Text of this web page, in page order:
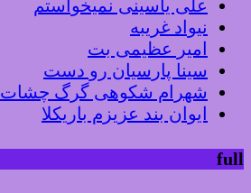
علی یاسینی نمیخواستم
نیواد غریبه
امیر عظیمی بت
سینا پارسیان رو دست
شهرام شکوهی گرگ چشات
ایوان بند عزیزم باریکلا
full